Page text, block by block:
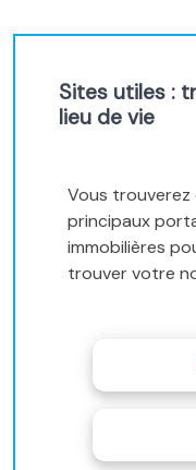
Sites utiles :
lieu de vie
Vous trouverez
principaux
immobilières
trouver votre